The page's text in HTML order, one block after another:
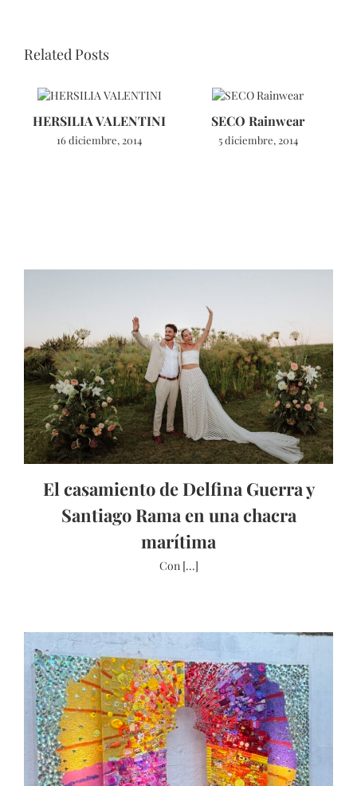
Related Posts
HERSILIA VALENTINI
16 diciembre, 2014
SECO Rainwear
5 diciembre, 2014
El casamiento de Delfina Guerra y
Santiago Rama en una chacra
marítima
Con [...]